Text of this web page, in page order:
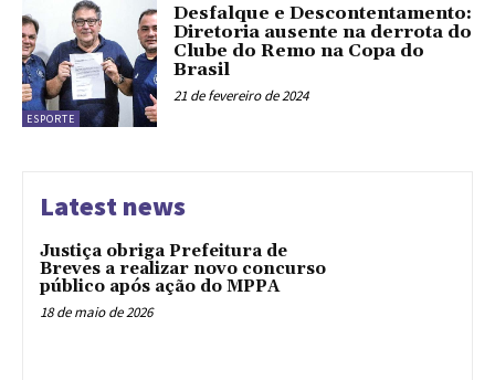
ESPORTE
Desfalque e Descontentamento:
Diretoria ausente na derrota do
Clube do Remo na Copa do
Brasil
21 de fevereiro de 2024
Latest news
Justiça obriga Prefeitura de
Breves a realizar novo concurso
público após ação do MPPA
18 de maio de 2026